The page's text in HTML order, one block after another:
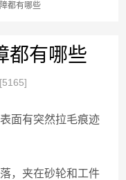
都有哪些
都有哪些
[5165]
面有突然拉毛痕迹
，夹在砂轮和工件